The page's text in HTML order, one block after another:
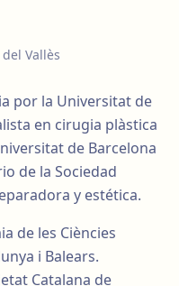
Vallès
por la Universitat de
en cirugia plàstica
de Barcelona
de la Sociedad
y estética.
de les Ciències
i Balears.
Catalana de